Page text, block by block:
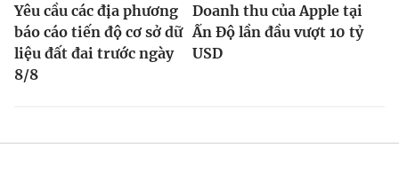
Yêu cầu các địa phương
báo cáo tiến độ cơ sở dữ
liệu đất đai trước ngày
8/8
Doanh thu của Apple tại
Ấn Độ lần đầu vượt 10 tỷ
USD